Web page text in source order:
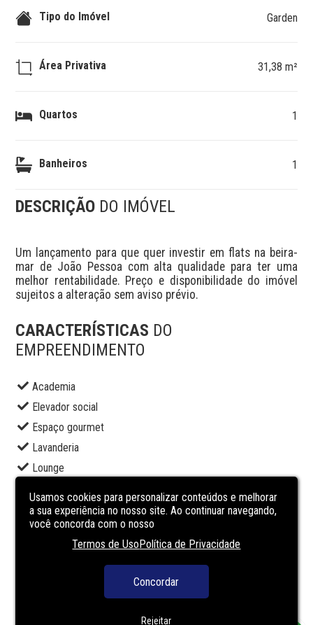
Tipo do Imóvel Garden
Área Privativa 31,38 m²
Quartos 1
Banheiros 1
DESCRIÇÃO DO IMÓVEL
Um lançamento para que quer investir em flats na beira-
mar de João Pessoa com alta qualidade para ter uma
melhor rentabilidade. Preço e disponibilidade do imóvel
sujeitos a alteração sem aviso prévio.
CARACTERÍSTICAS DO
EMPREENDIMENTO
Academia
Elevador social
Espaço gourmet
Lavanderia
Lounge
Playground
Portaria
Restaurante
Usamos cookies para personalizar conteúdos e melhorar
a sua experiência no nosso site. Ao continuar navegando,
você concorda com o nosso
Termos de UsoPolítica de Privacidade
Concordar
Rejeitar